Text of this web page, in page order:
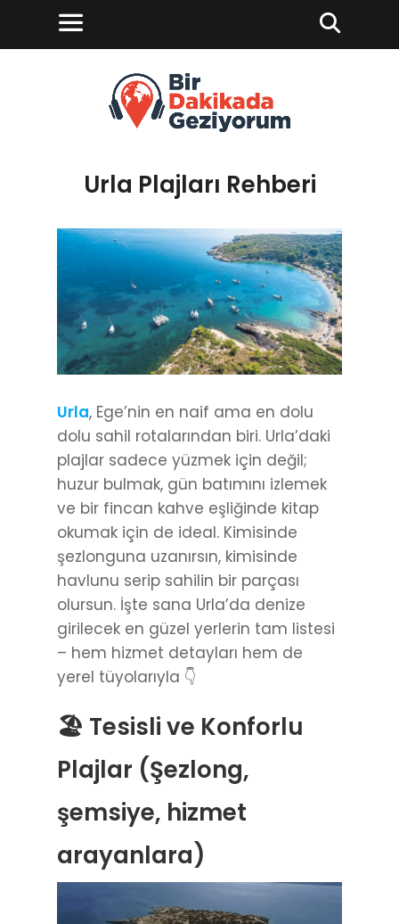
Urla Plajları Rehberi
Urla, Ege’nin en naif ama en dolu
dolu sahil rotalarından biri. Urla’daki
plajlar sadece yüzmek için değil;
huzur bulmak, gün batımını izlemek
ve bir fincan kahve eşliğinde kitap
okumak için de ideal. Kimisinde
şezlonguna uzanırsın, kimisinde
havlunu serip sahilin bir parçası
olursun. İşte sana Urla’da denize
girilecek en güzel yerlerin tam listesi
– hem hizmet detayları hem de
yerel tüyolarıyla 👇
🏖️ Tesisli ve Konforlu
Plajlar (Şezlong,
şemsiye, hizmet
arayanlara)